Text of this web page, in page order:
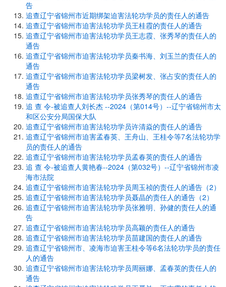
告
追查辽宁省锦州市近期绑架迫害法轮功学员的责任人的通告
追查辽宁省锦州市迫害法轮功学员王桂霞的责任人的通告
追查辽宁省锦州市迫害法轮功学员王志霞、张秀琴的责任人的
通告
追查辽宁省锦州市迫害法轮功学员秦书海、刘玉兰的责任人的
通告
追查辽宁省锦州市迫害法轮功学员梁树发、张占安的责任人的
通告
追查辽宁省锦州市迫害法轮功学员张秀琴的责任人的通告
追 查 令-被追查人刘长杰 --2024（第014号）--辽宁省锦州市太
和区公安分局国保大队
追查辽宁省锦州市迫害法轮功学员许清焱的责任人的通告
追查辽宁省锦州市迫害孟春英、王舟山、王桂令等7名法轮功学
员的责任人的通告
追查辽宁省锦州市迫害法轮功学员孟春英的责任人的通告
追 查 令-被追查人黄艳春--2024（第032号）--辽宁省锦州市凌
海市法院
追查辽宁省锦州市迫害法轮功学员周玉祯的责任人的通告（2）
追查辽宁省锦州市迫害法轮功学员聂晶的责任人的通告（2）
追查辽宁省锦州市迫害法轮功学员张雅明、孙健的责任人的通
告
追查辽宁省锦州市迫害法轮功学员高颖的责任人的通告
追查辽宁省锦州市迫害法轮功学员苗建国的责任人的通告
追查辽宁省锦州市、凌海市迫害王桂令等6名法轮功学员的责任
人的通告
追查辽宁省锦州市迫害法轮功学员周丽娜、孟春英的责任人的
通告